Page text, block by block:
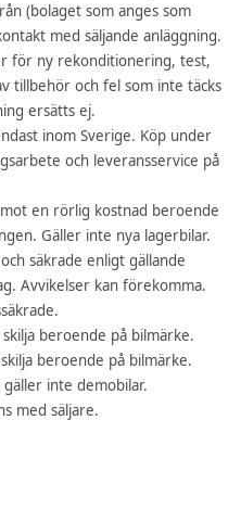
(bolaget som anges som
med säljande anläggning.
för ny rekonditionering, test,
tillbehör och fel som inte täcks
ersätts ej.
inom Sverige. Köp under
och leveransservice på
en rörlig kostnad beroende
Gäller inte nya lagerbilar.
säkrade enligt gällande
Avvikelser kan förekomma.
beroende på bilmärke.
beroende på bilmärke.
inte demobilar.
med säljare.